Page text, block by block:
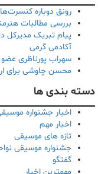
رونق دوباره
بررسی مطالبات
پیام تبریک مدیرکل
آکادمی گرمی
سهراب پورناظری
محسن چاوشی برای
دسته بندی ها
اخبار جشنواره
اخبار مهم
تازه های موسیقی
جشنواره موسیقی
گفتگو